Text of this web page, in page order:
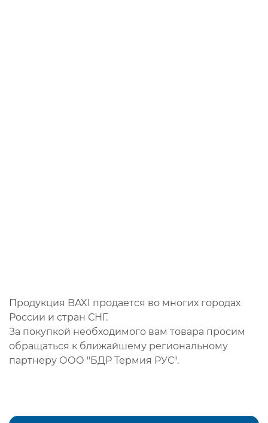
Продукция BAXI продается во многих городах
России и стран СНГ.
За покупкой необходимого вам товара просим
обращаться к ближайшему региональному
партнеру ООО "БДР Термия РУС".